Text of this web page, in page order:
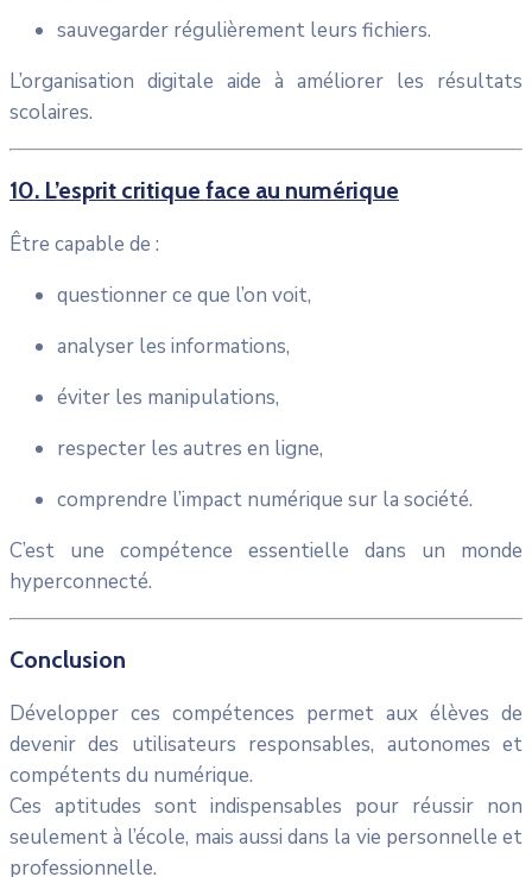
sauvegarder régulièrement leurs fichiers.
L’organisation digitale aide à améliorer les résultats
scolaires.
10. L’esprit critique face au numérique
Être capable de :
questionner ce que l’on voit,
analyser les informations,
éviter les manipulations,
respecter les autres en ligne,
comprendre l’impact numérique sur la société.
C’est une compétence essentielle dans un monde
hyperconnecté.
Conclusion
Développer ces compétences permet aux élèves de
devenir des utilisateurs responsables, autonomes et
compétents du numérique.
Ces aptitudes sont indispensables pour réussir non
seulement à l’école, mais aussi dans la vie personnelle et
professionnelle.